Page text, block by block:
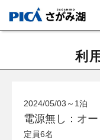
利
2024/05/03～1泊
電源無し：オ
定員6名